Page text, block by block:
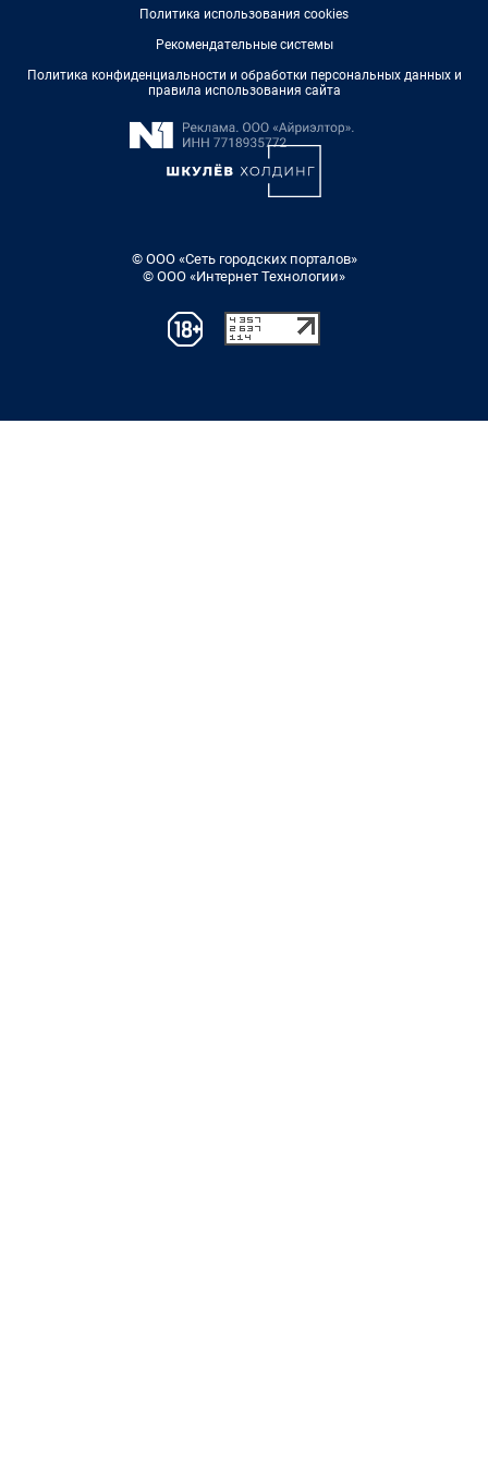
Политика использования cookies
Рекомендательные системы
Политика конфиденциальности и обработки персональных данных и
правила использования сайта
© ООО «Сеть городских порталов»
© ООО «Интернет Технологии»